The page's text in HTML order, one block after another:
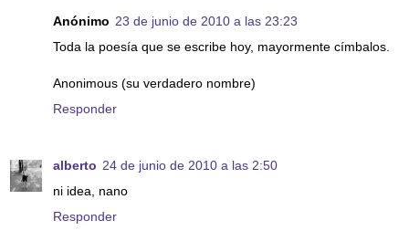
Anónimo 23 de junio de 2010 a las 23:23
Toda la poesía que se escribe hoy, mayormente címbalos.
Anonimous (su verdadero nombre)
Responder
alberto 24 de junio de 2010 a las 2:50
ni idea, nano
Responder